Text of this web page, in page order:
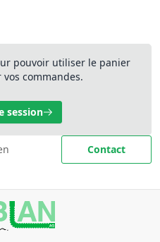
pouvoir utiliser le panier
commandes.
session
Contact